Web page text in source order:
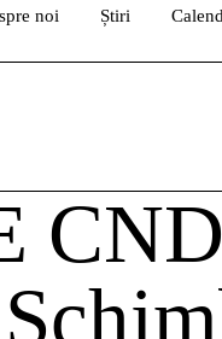
noi Știri